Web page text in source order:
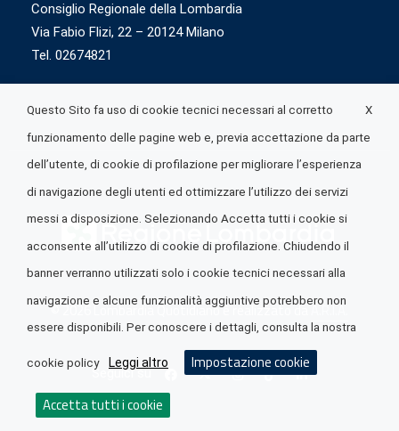
Consiglio Regionale della Lombardia
Via Fabio Flizi, 22 – 20124 Milano
Tel. 02674821
© 2026 Lombardia Quotidiano è realizzato daA.R.I.A.
Seguici su
X
Questo Sito fa uso di cookie tecnici necessari al corretto
funzionamento delle pagine web e, previa accettazione da parte
dell’utente, di cookie di profilazione per migliorare l’esperienza
di navigazione degli utenti ed ottimizzare l’utilizzo dei servizi
messi a disposizione. Selezionando Accetta tutti i cookie si
acconsente all’utilizzo di cookie di profilazione. Chiudendo il
banner verranno utilizzati solo i cookie tecnici necessari alla
navigazione e alcune funzionalità aggiuntive potrebbero non
essere disponibili. Per conoscere i dettagli, consulta la nostra
cookie policy Leggi altro Impostazione cookie
Accetta tutti i cookie